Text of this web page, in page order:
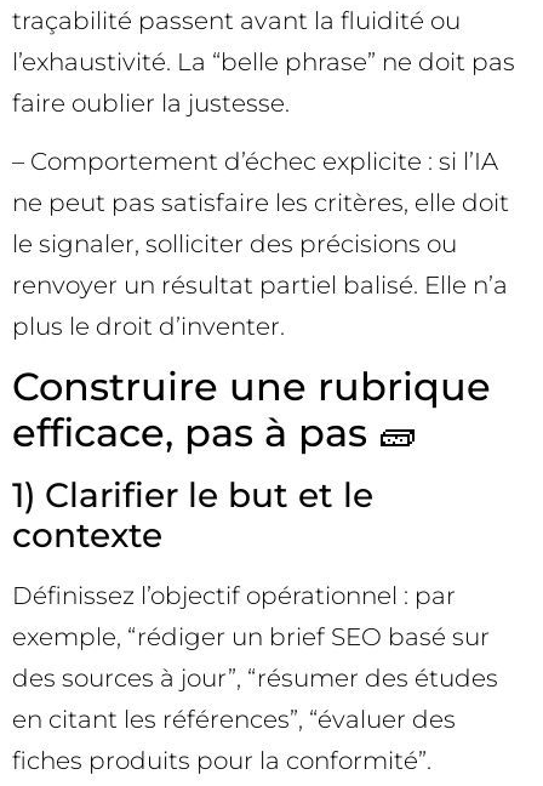
traçabilité passent avant la fluidité ou
l’exhaustivité. La “belle phrase” ne doit pas
faire oublier la justesse.
– Comportement d’échec explicite : si l’IA
ne peut pas satisfaire les critères, elle doit
le signaler, solliciter des précisions ou
renvoyer un résultat partiel balisé. Elle n’a
plus le droit d’inventer.
Construire une rubrique
efficace, pas à pas 🧱
1) Clarifier le but et le
contexte
Définissez l’objectif opérationnel : par
exemple, “rédiger un brief SEO basé sur
des sources à jour”, “résumer des études
en citant les références”, “évaluer des
fiches produits pour la conformité”.